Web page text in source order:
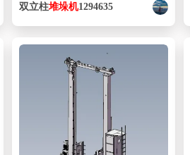
双立柱堆垛机1294635